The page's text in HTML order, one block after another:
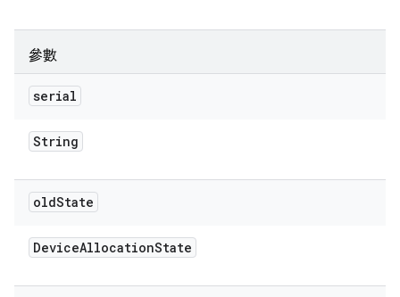
參數
serial
String
oldState
DeviceAllocationState